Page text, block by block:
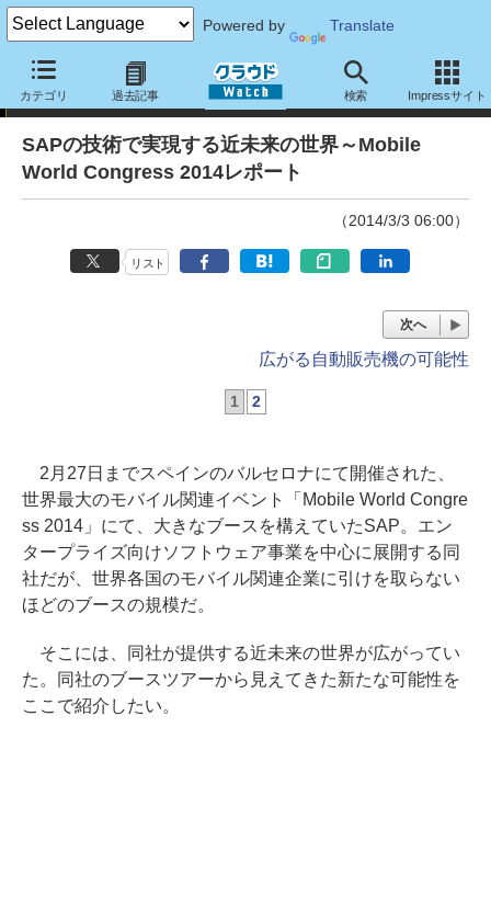
Powered by Translate
カテゴリ 過去記事 検索 Impressサイト
イベント
SAPの技術で実現する近未来の世界～Mobile
World Congress 2014レポート
（2014/3/3 06:00）
リスト
次へ
広がる自動販売機の可能性
1 2
2月27日までスペインのバルセロナにて開催された、
世界最大のモバイル関連イベント「Mobile World Congre
ss 2014」にて、大きなブースを構えていたSAP。エン
タープライズ向けソフトウェア事業を中心に展開する同
社だが、世界各国のモバイル関連企業に引けを取らない
ほどのブースの規模だ。
そこには、同社が提供する近未来の世界が広がってい
た。同社のブースツアーから見えてきた新たな可能性を
ここで紹介したい。